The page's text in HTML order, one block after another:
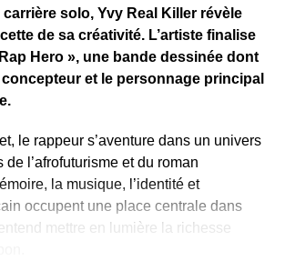
solo, Yvy Real Killer révèle
de sa créativité. L’artiste finalise
Hero », une bande dessinée dont
et le personnage principal
le rappeur s’aventure dans un univers
de l’afrofuturisme et du roman
la musique, l’identité et
occupent une place centrale dans
mettre en lumière la richesse